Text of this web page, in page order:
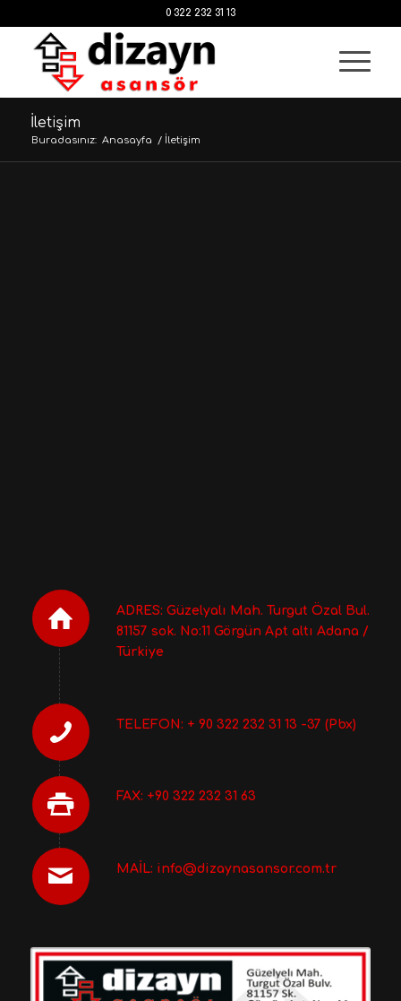
0 322 232 31 13
İletişim
Buradasınız: Anasayfa / İletişim
ADRES: Güzelyalı Mah. Turgut Özal Bul.
81157 sok. No:11 Görgün Apt altı Adana /
Türkiye
TELEFON: + 90 322 232 31 13 -37 (Pbx)
FAX: +90 322 232 31 63
MAİL: info@dizaynasansor.com.tr